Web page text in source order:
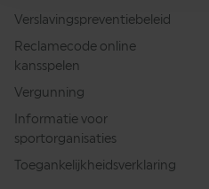
Verslavingspreventiebeleid
Reclamecode online
kansspelen
Vergunning
Informatie voor
sportorganisaties
Toegankelijkheidsverklaring